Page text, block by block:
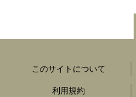
このサイトについて
利用規約